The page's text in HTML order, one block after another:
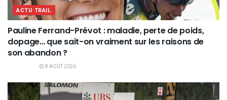
ACTU TRAIL
Pauline Ferrand-Prévot : maladie, perte de poids,
dopage… que sait-on vraiment sur les raisons de
son abandon ?
8 AOÛT 2026